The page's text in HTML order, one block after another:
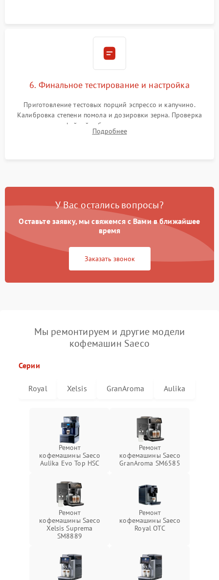
6. Финальное тестирование и настройка
Приготовление тестовых порций эспрессо и капучино.
Калибровка степени помола и дозировки зерна. Проверка
плотности кофейной таблетки, температуры напитка и
качества молочной пены. Контроль отсутствия посторонних
Подробнее
У Вас остались вопросы?
Оставьте заявку, мы свяжемся с Вами в ближайшее
время
Заказать звонок
Мы ремонтируем и другие модели
кофемашин Saeco
Серии
Royal Xelsis GranAroma Aulika
Ремонт
кофемашины Saeco
Aulika Evo Top HSC
Ремонт
кофемашины Saeco
GranAroma SM6585
Ремонт
кофемашины Saeco
Xelsis Suprema
SM8889
Ремонт
кофемашины Saeco
Royal OTC